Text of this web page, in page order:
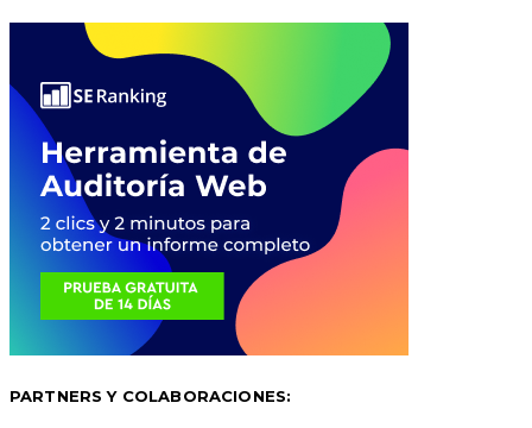
PARTNERS Y COLABORACIONES: